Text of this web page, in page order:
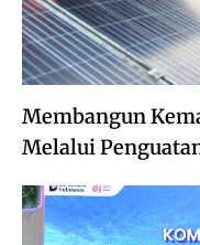
Membangun
Melalui